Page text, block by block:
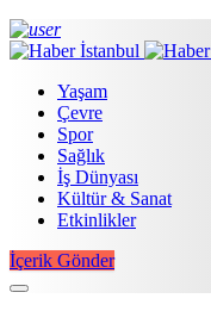
Yaşam
Çevre
Spor
Sağlık
İş Dünyası
Kültür & Sanat
Etkinlikler
İçerik Gönder